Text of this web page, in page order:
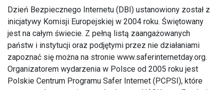
Dzień Bezpiecznego Internetu (DBI) ustanowiony został z
inicjatywy Komisji Europejskiej w 2004 roku. Świętowany
jest na całym świecie. Z pełną listą zaangażowanych
państw i instytucji oraz podjętymi przez nie działaniami
zapoznać się można na stronie www.saferinternetday.org.
Organizatorem wydarzenia w Polsce od 2005 roku jest
Polskie Centrum Programu Safer Internet (PCPSI), które